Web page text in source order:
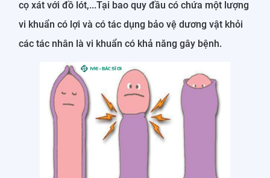
cọ xát với đồ lót,...Tại bao quy đầu có chứa một lượng
vi khuẩn có lợi và có tác dụng bảo vệ dương vật khỏi
các tác nhân là vi khuẩn có khả năng gây bệnh.